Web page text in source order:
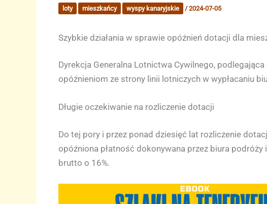
loty mieszkańcy wyspy kanaryjskie /2024-07-05
Szybkie działania w sprawie opóźnień dotacji dla
Dyrekcja Generalna Lotnictwa Cywilnego,
opóźnieniom ze strony linii lotniczych w wypłacaniu
Długie oczekiwanie na rozliczenie dotacji
Do tej pory i przez ponad dziesięć lat rozliczenie
opóźniona płatność dokonywana przez biura
brutto o 16%.